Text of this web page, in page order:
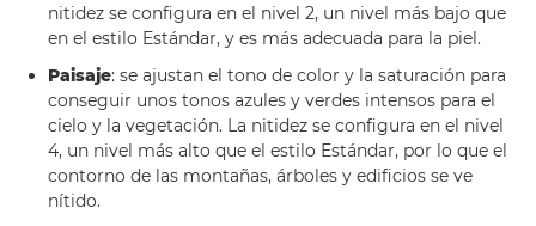
nitidez se configura en el nivel 2, un nivel más bajo que
en el estilo Estándar, y es más adecuada para la piel.
Paisaje: se ajustan el tono de color y la saturación para
conseguir unos tonos azules y verdes intensos para el
cielo y la vegetación. La nitidez se configura en el nivel
4, un nivel más alto que el estilo Estándar, por lo que el
contorno de las montañas, árboles y edificios se ve
nítido.